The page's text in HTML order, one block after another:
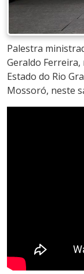
Palestra
Geraldo Ferreira,
Estado do Rio
Mossoró, neste